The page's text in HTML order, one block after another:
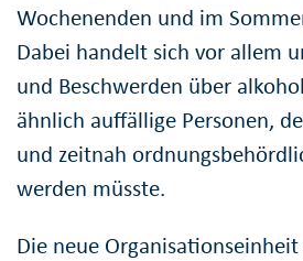
Wochenenden und im
Dabei handelt sich vor allem
und Beschwerden über
ähnlich auffällige Personen,
und zeitnah
werden müsste.
Die neue